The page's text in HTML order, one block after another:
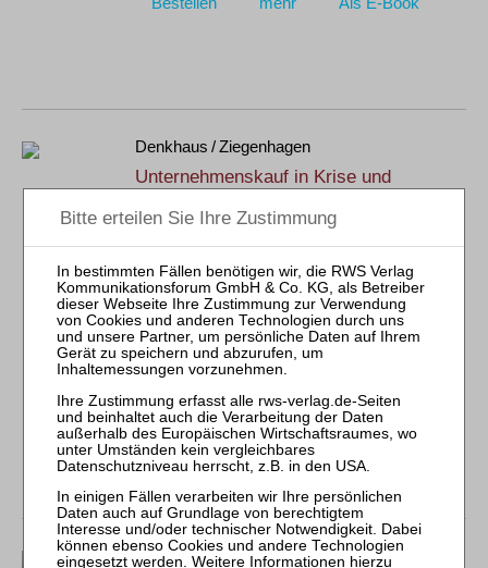
Denkhaus / Ziegenhagen
Unternehmenskauf in Krise und
RWS-Skript 351
4., neu bearb. Aufl. 2022
Brosch. 432 Seiten
RWS Verlag, Köln
ISBN 978-3-8145-2351-4
72,00 €
Sofort lieferbar
Litten